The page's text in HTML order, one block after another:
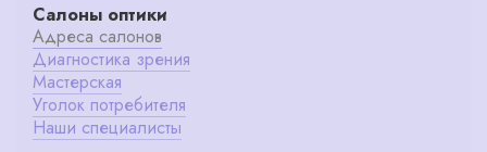
Салоны оптики
Адреса салонов
Диагностика зрения
Мастерская
Уголок потребителя
Наши специалисты